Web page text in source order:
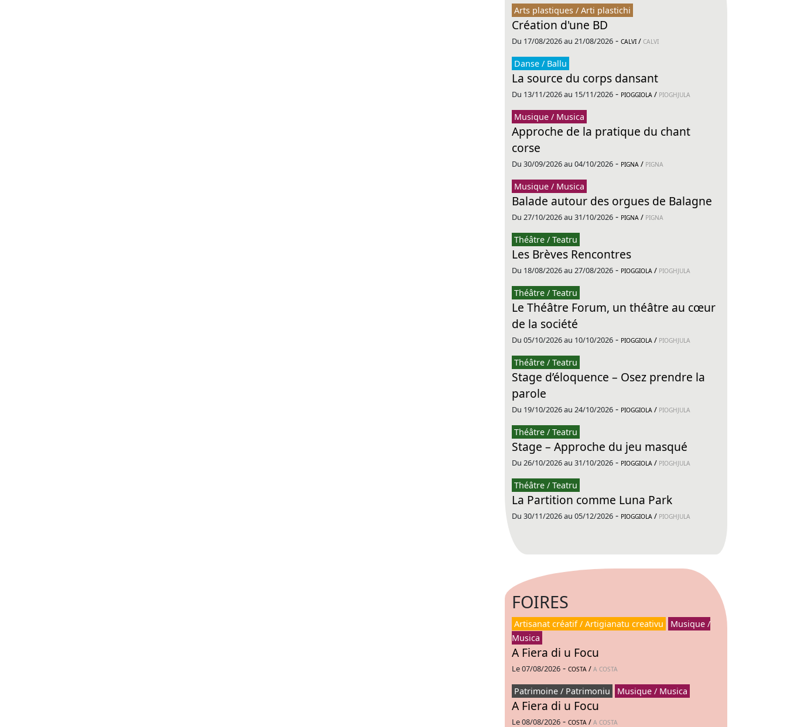
Arts plastiques / Arti plastichi
Création d'une BD
Du 17/08/2026 au 21/08/2026 - CALVI / CALVI
Danse / Ballu
La source du corps dansant
Du 13/11/2026 au 15/11/2026 - PIOGGIOLA / PIOGHJULA
Musique / Musica
Approche de la pratique du chant
corse
Du 30/09/2026 au 04/10/2026 - PIGNA / PIGNA
Musique / Musica
Balade autour des orgues de Balagne
Du 27/10/2026 au 31/10/2026 - PIGNA / PIGNA
Théâtre / Teatru
Les Brèves Rencontres
Du 18/08/2026 au 27/08/2026 - PIOGGIOLA / PIOGHJULA
Théâtre / Teatru
Le Théâtre Forum, un théâtre au cœur
de la société
Du 05/10/2026 au 10/10/2026 - PIOGGIOLA / PIOGHJULA
Théâtre / Teatru
Stage d’éloquence – Osez prendre la
parole
Du 19/10/2026 au 24/10/2026 - PIOGGIOLA / PIOGHJULA
Théâtre / Teatru
Stage – Approche du jeu masqué
Du 26/10/2026 au 31/10/2026 - PIOGGIOLA / PIOGHJULA
Théâtre / Teatru
La Partition comme Luna Park
Du 30/11/2026 au 05/12/2026 - PIOGGIOLA / PIOGHJULA
FOIRES
Artisanat créatif / Artigianatu creativu
Musique /
Musica
A Fiera di u Focu
Le 07/08/2026 - COSTA / A COSTA
Patrimoine / Patrimoniu Musique / Musica
A Fiera di u Focu
Le 08/08/2026 - COSTA / A COSTA